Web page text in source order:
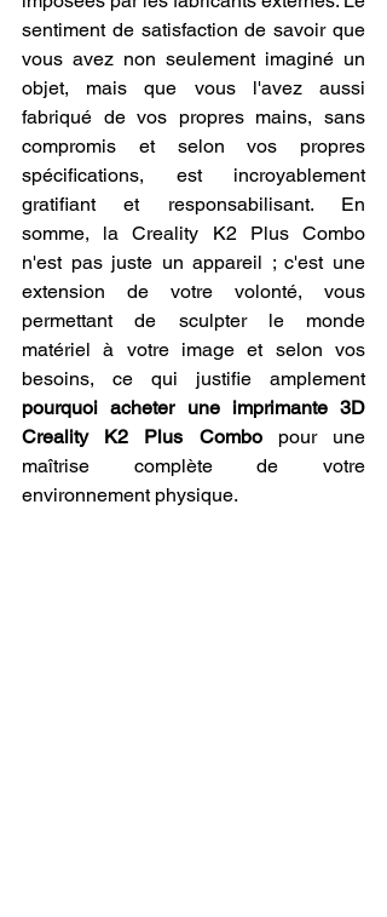
sentiment de satisfaction de savoir que
vous avez non seulement imaginé un
objet, mais que vous l'avez aussi
fabriqué de vos propres mains, sans
compromis et selon vos propres
spécifications, est incroyablement
gratifiant et responsabilisant. En
somme, la Creality K2 Plus Combo
n'est pas juste un appareil ; c'est une
extension de votre volonté, vous
permettant de sculpter le monde
matériel à votre image et selon vos
besoins, ce qui justifie amplement
pourquoi acheter une imprimante 3D
Creality K2 Plus Combo pour une
maîtrise complète de votre
environnement physique.